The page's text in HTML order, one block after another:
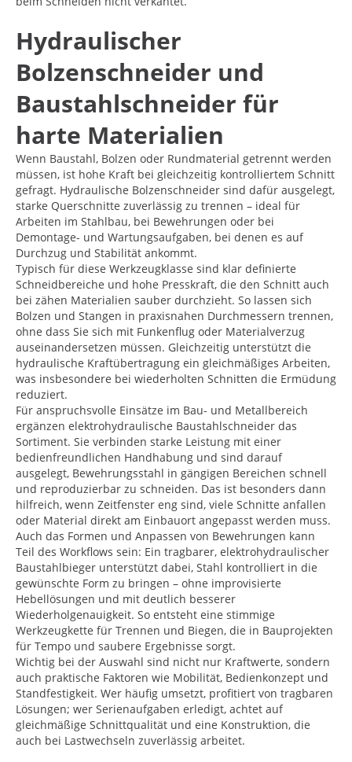
Hydraulischer
Bolzenschneider und
Baustahlschneider für
harte Materialien
Wenn Baustahl, Bolzen oder Rundmaterial getrennt werden
müssen, ist hohe Kraft bei gleichzeitig kontrolliertem Schnitt
gefragt. Hydraulische Bolzenschneider sind dafür ausgelegt,
starke Querschnitte zuverlässig zu trennen – ideal für
Arbeiten im Stahlbau, bei Bewehrungen oder bei
Demontage- und Wartungsaufgaben, bei denen es auf
Durchzug und Stabilität ankommt.
Typisch für diese Werkzeugklasse sind klar definierte
Schneidbereiche und hohe Presskraft, die den Schnitt auch
bei zähen Materialien sauber durchzieht. So lassen sich
Bolzen und Stangen in praxisnahen Durchmessern trennen,
ohne dass Sie sich mit Funkenflug oder Materialverzug
auseinandersetzen müssen. Gleichzeitig unterstützt die
hydraulische Kraftübertragung ein gleichmäßiges Arbeiten,
was insbesondere bei wiederholten Schnitten die Ermüdung
reduziert.
Für anspruchsvolle Einsätze im Bau- und Metallbereich
ergänzen elektrohydraulische Baustahlschneider das
Sortiment. Sie verbinden starke Leistung mit einer
bedienfreundlichen Handhabung und sind darauf
ausgelegt, Bewehrungsstahl in gängigen Bereichen schnell
und reproduzierbar zu schneiden. Das ist besonders dann
hilfreich, wenn Zeitfenster eng sind, viele Schnitte anfallen
oder Material direkt am Einbauort angepasst werden muss.
Auch das Formen und Anpassen von Bewehrungen kann
Teil des Workflows sein: Ein tragbarer, elektrohydraulischer
Baustahlbieger unterstützt dabei, Stahl kontrolliert in die
gewünschte Form zu bringen – ohne improvisierte
Hebellösungen und mit deutlich besserer
Wiederholgenauigkeit. So entsteht eine stimmige
Werkzeugkette für Trennen und Biegen, die in Bauprojekten
für Tempo und saubere Ergebnisse sorgt.
Wichtig bei der Auswahl sind nicht nur Kraftwerte, sondern
auch praktische Faktoren wie Mobilität, Bedienkonzept und
Standfestigkeit. Wer häufig umsetzt, profitiert von tragbaren
Lösungen; wer Serienaufgaben erledigt, achtet auf
gleichmäßige Schnittqualität und eine Konstruktion, die
auch bei Lastwechseln zuverlässig arbeitet.